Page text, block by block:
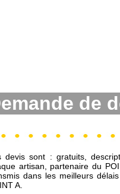
de
devis sont : gratuits,
artisan, partenaire du
dans les meilleurs
A.